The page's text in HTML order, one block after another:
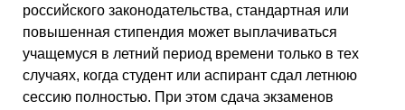
российского законодательства, стандартная или
повышенная стипендия может выплачиваться
учащемуся в летний период времени только в тех
случаях, когда студент или аспирант сдал летнюю
сессию полностью. При этом сдача экзаменов